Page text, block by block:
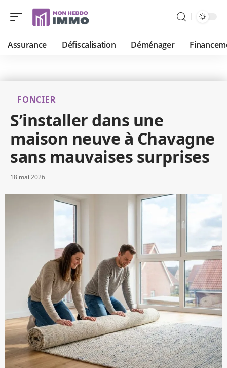
Assurance Défiscalisation Déménager
FONCIER
S’installer dans une
maison neuve à Chavagne
sans mauvaises surprises
18 mai 2026